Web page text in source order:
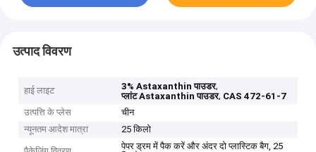
उत्पाद विवरण
हाई लाइट 3% Astaxanthin पाउडर,
प्लांट Astaxanthin पाउडर, CAS 472-61-7
उत्पत्ति के प्लेस
चीन
न्यूनतम आदेश मात्रा
25 किलो
पेपर ड्रम में पैक करें और अंदर दो प्लास्टिक बैग, 25